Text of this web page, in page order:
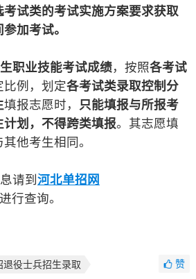
试类的考试实施方案要求获取
加考试。
职业技能考试成绩，按照各考试
比例，划定各考试类录取控制分
填报志愿时， 只能填报与所报考
划，不得跨类填报。其志愿填
他考生相同。
请到 河北单招网
行查询。
退役士兵招生录取 赞